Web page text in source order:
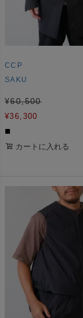
CCP
SAKU
¥60,500
¥36,300
■
カートに入れる